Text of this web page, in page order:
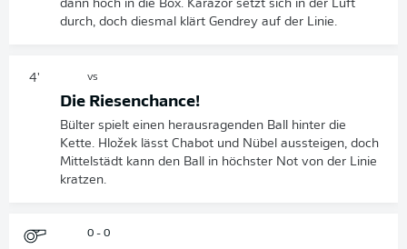
dann hoch in die Box. Karazor setzt sich in der Luft
durch, doch diesmal klärt Gendrey auf der Linie.
4' vs
Die Riesenchance!
Bülter spielt einen herausragenden Ball hinter die
Kette. Hložek lässt Chabot und Nübel aussteigen, doch
Mittelstädt kann den Ball in höchster Not von der Linie
kratzen.
0 - 0